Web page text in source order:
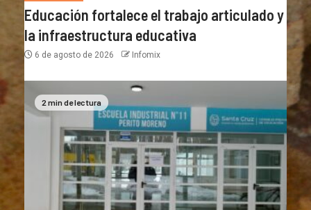
Educación fortalece el trabajo articulado y
la infraestructura educativa
6 de agosto de 2026 Infomix
2 min de lectura